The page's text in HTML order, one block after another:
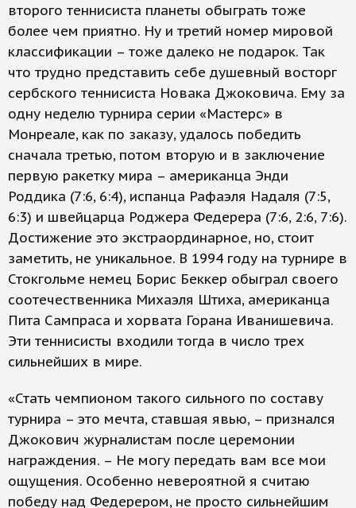
второго теннисиста планеты обыграть тоже
более чем приятно. Ну и третий номер мировой
классификации – тоже далеко не подарок. Так
что трудно представить себе душевный восторг
сербского теннисиста Новака Джоковича. Ему за
одну неделю турнира серии «Мастерс» в
Монреале, как по заказу, удалось победить
сначала третью, потом вторую и в заключение
первую ракетку мира – американца Энди
Роддика (7:6, 6:4), испанца Рафаэля Надаля (7:5,
6:3) и швейцарца Роджера Федерера (7:6, 2:6, 7:6).
Достижение это экстраординарное, но, стоит
заметить, не уникальное. В 1994 году на турнире в
Стокгольме немец Борис Беккер обыграл своего
соотечественника Михаэля Штиха, американца
Пита Сампраса и хорвата Горана Иванишевича.
Эти теннисисты входили тогда в число трех
сильнейших в мире.
«Стать чемпионом такого сильного по составу
турнира – это мечта, ставшая явью, – признался
Джокович журналистам после церемонии
награждения. – Не могу передать вам все мои
ощущения. Особенно невероятной я считаю
победу над Федерером, не просто сильнейшим